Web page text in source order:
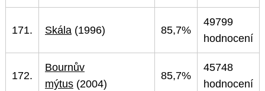
171. Skála (1996) 85,7%
49799
hodnocení
172.
Bournův
mýtus (2004)
85,7%
45748
hodnocení